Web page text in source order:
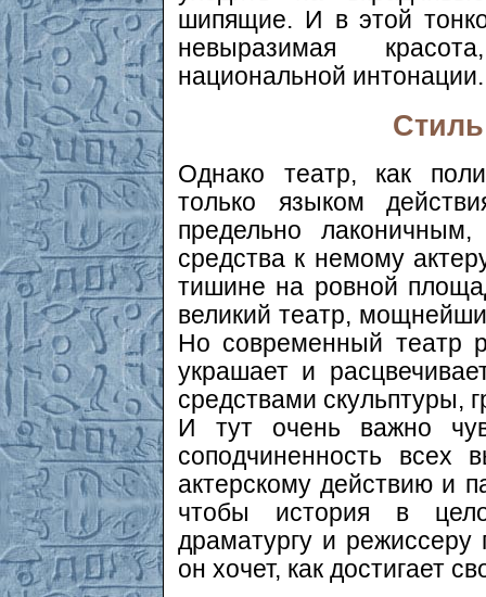
шипящие. И в этой
невыразимая
национальной интонации.
Однако театр, как
только языком
предельно
средства к немому
тишине на ровной
великий театр,
Но современный театр
украшает и
средствами скульптуры,
И тут очень важно
соподчиненность всех
актерскому действию и
чтобы история в
драматургу и режиссеру
он хочет, как достигает